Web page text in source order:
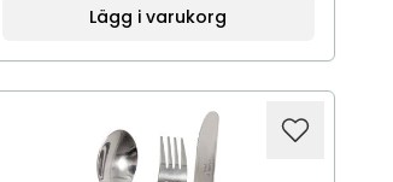
Lägg i varukorg